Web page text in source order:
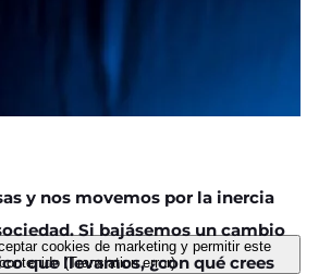
cookies de marketing y permitir este
contenido (Translation error)
y nos movemos por la inercia
Si bajásemos un cambio
que llevamos, ¿con qué crees